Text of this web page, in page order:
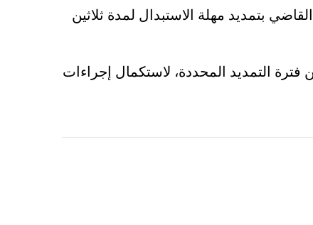
بتمديد مهلة الاستبدال لمدة ثلاثين
التمديد المحددة، لاستكمال إجراءات